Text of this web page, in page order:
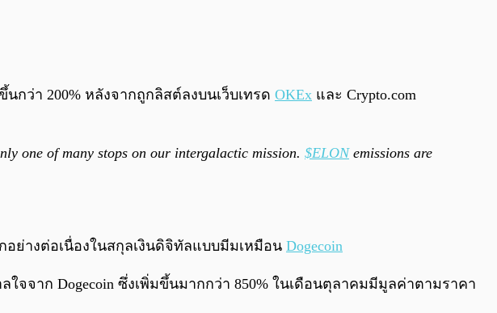
กว่า 200% หลังจากถูกลิสต์ลงบนเว็บเทรด OKEx และ Crypto.com
one of many stops on our intergalactic mission. $ELONemissions are
ย่างต่อเนื่องในสกุลเงินดิจิทัลแบบมีมเหมือน Dogecoin
จจาก Dogecoin ซึ่งเพิ่มขึ้นมากกว่า 850% ในเดือนตุลาคมมีมูลค่าตามราคา